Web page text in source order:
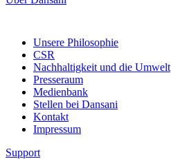
Unsere Philosophie
CSR
Nachhaltigkeit und die Umwelt
Presseraum
Medienbank
Stellen bei Dansani
Kontakt
Impressum
Support